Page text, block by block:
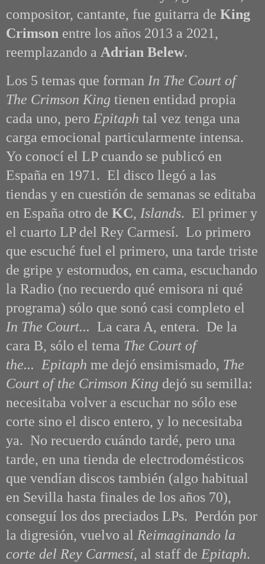
compositor, cantante, fue guitarra de King
Crimson entre los años 2013 a 2021,
reemplazando a Adrian Belew.
Los 5 temas que forman In The Court of
The Crimson King tienen entidad propia
cada uno, pero Epitaph tal vez tenga una
carga emocional particularmente intensa.
Yo conocí el LP cuando se publicó en
España en 1971. El disco llegó a las
tiendas y en cuestión de semanas se editaba
en España otro de KC, Islands. El primer y
el cuarto LP del Rey Carmesí. Lo primero
que escuché fuel el primero, una tarde triste
de gripe y estornudos, en cama, escuchando
la Radio (no recuerdo qué emisora ni qué
programa) sólo que sonó casi completo el
In The Court... La cara A, entera. De la
cara B, sólo el tema The Court of
the... Epitaph me dejó ensimismado, The
Court of the Crimson King dejó su semilla:
necesitaba volver a escuchar no sólo ese
corte sino el disco entero, y lo necesitaba
ya. No recuerdo cuándo tardé, pero una
tarde, en una tienda de electrodomésticos
que vendían discos también (algo habitual
en Sevilla hasta finales de los años 70),
conseguí los dos preciados LPs. Perdón por
la digresión, vuelvo al Reimaginando la
corte del Rey Carmesí, al staff de Epitaph.